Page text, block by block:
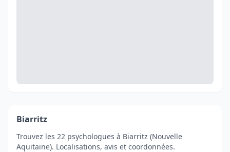
Biarritz
Trouvez les 22 psychologues à Biarritz (Nouvelle
Aquitaine). Localisations, avis et coordonnées.